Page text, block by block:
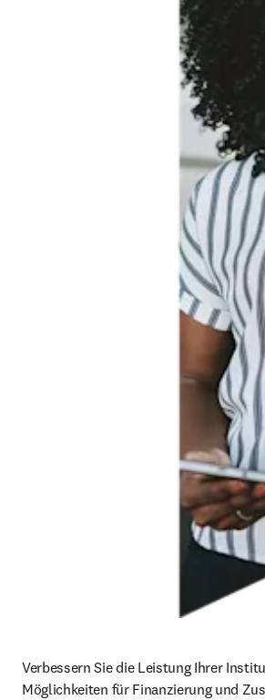
Verbessern Sie die Leistung Ihrer
Möglichkeiten für Finanzierung und